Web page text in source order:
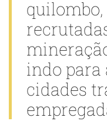
indo para
cidades